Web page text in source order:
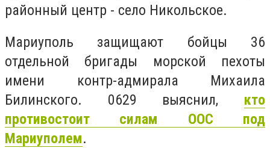
районный центр - село Никольское.
Мариуполь защищают бойцы 36
отдельной бригады морской пехоты
имени контр-адмирала Михаила
Билинского. 0629 выяснил, кто
противостоит силам ООС под
Мариуполем.